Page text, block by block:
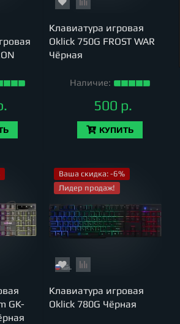
Клавиатура игровая
Oklick 750G FROST WAR
Чёрная
Наличие:
500 р.
КУПИТЬ
GK-
Ваша скидка: -6%
Лидер продаж!
Клавиатура игровая
Oklick 780G Чёрная